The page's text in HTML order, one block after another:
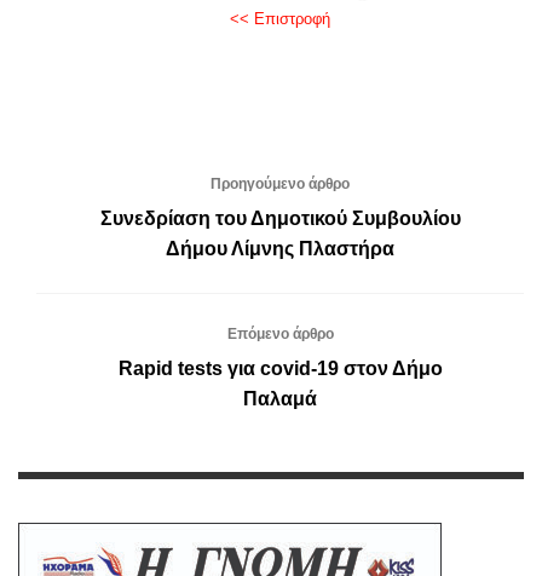
<< Επιστροφή
Προηγούμενο άρθρο
Συνεδρίαση του Δημοτικού Συμβουλίου
Δήμου Λίμνης Πλαστήρα
Επόμενο άρθρο
Rapid tests για covid-19 στον Δήμο
Παλαμά